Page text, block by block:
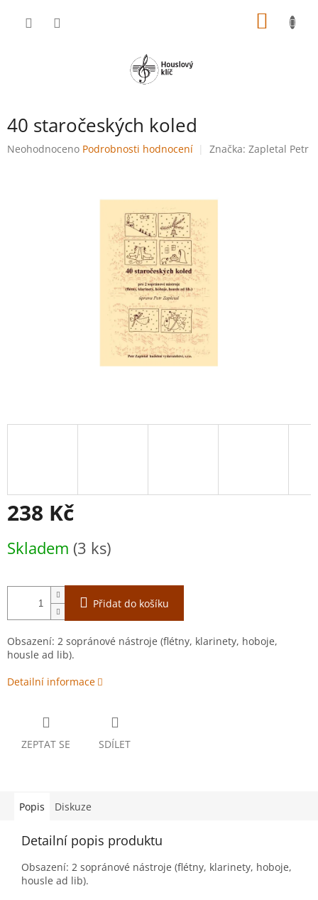
40 staročeských koled
Průměrné
Neohodnoceno Podrobnosti hodnocení Značka: Zapletal Petr
238 Kč
cena:
Skladem (3 ks)
Přidat do košíku
Obsazení: 2 sopránové nástroje (flétny, klarinety, hoboje,
housle ad lib).
Detailní informace
ZEPTAT SE SDÍLET
Popis Diskuze
Detailní popis produktu
Obsazení: 2 sopránové nástroje (flétny, klarinety, hoboje,
housle ad lib).